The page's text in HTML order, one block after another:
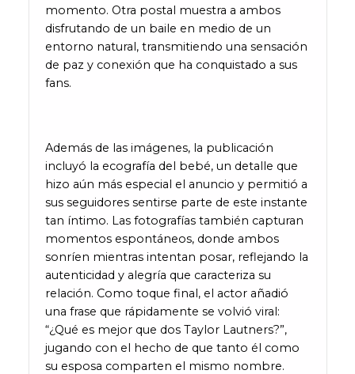
momento. Otra postal muestra a ambos
disfrutando de un baile en medio de un
entorno natural, transmitiendo una sensación
de paz y conexión que ha conquistado a sus
fans.
Además de las imágenes, la publicación
incluyó la ecografía del bebé, un detalle que
hizo aún más especial el anuncio y permitió a
sus seguidores sentirse parte de este instante
tan íntimo. Las fotografías también capturan
momentos espontáneos, donde ambos
sonríen mientras intentan posar, reflejando la
autenticidad y alegría que caracteriza su
relación. Como toque final, el actor añadió
una frase que rápidamente se volvió viral:
“¿Qué es mejor que dos Taylor Lautners?”,
jugando con el hecho de que tanto él como
su esposa comparten el mismo nombre.